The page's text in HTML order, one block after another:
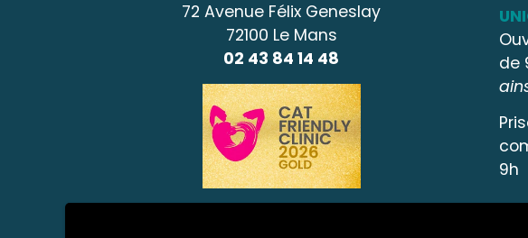
72 Avenue Félix Geneslay
72100 Le Mans
02 43 84 14 48
de
9h